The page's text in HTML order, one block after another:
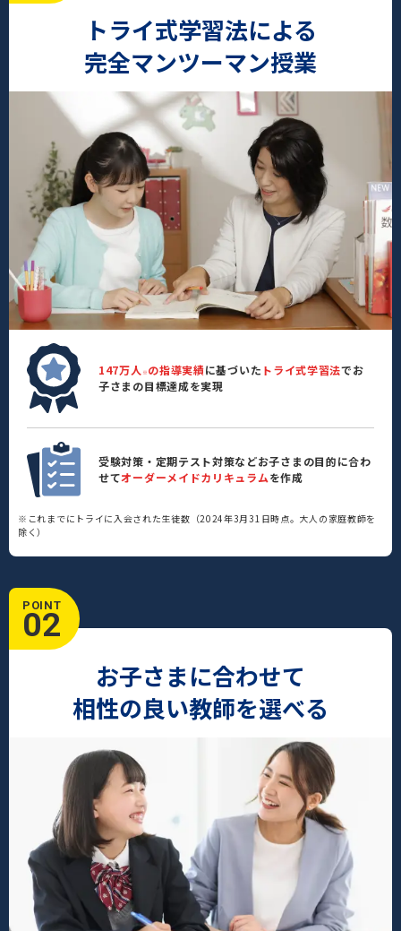
トライ式学習法による
完全マンツーマン授業
147万人 ※ の指導実績に基づいた トライ式学習法でお
子さまの目標達成を実現
受験対策・定期テスト対策などお子さまの目的に合わ
せてオーダーメイドカリキュラムを作成
※これまでにトライに入会された生徒数（2024年3月31日時点。大人の家庭教師を
除く）
POINT
02
お子さまに合わせて
相性の良い教師を選べる